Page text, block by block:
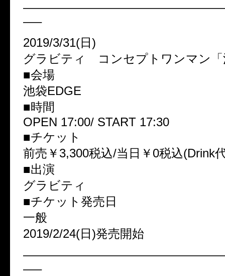
—–
2019/3/31(日)
グラビティ コンセプトワンマン「
■会場
池袋EDGE
■時間
OPEN 17:00/ START 17:30
■チケット
前売￥3,300税込/当日￥0税込(Drink
■出演
グラビティ
■チケット発売日
一般
2019/2/24(日)発売開始
—–